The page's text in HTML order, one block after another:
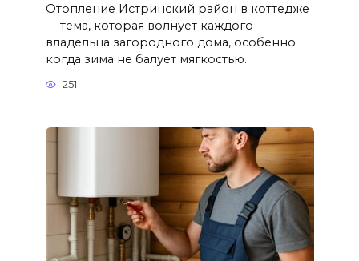
Отопление Истринский район в коттедже
— тема, которая волнует каждого
владельца загородного дома, особенно
когда зима не балует мягкостью.
251